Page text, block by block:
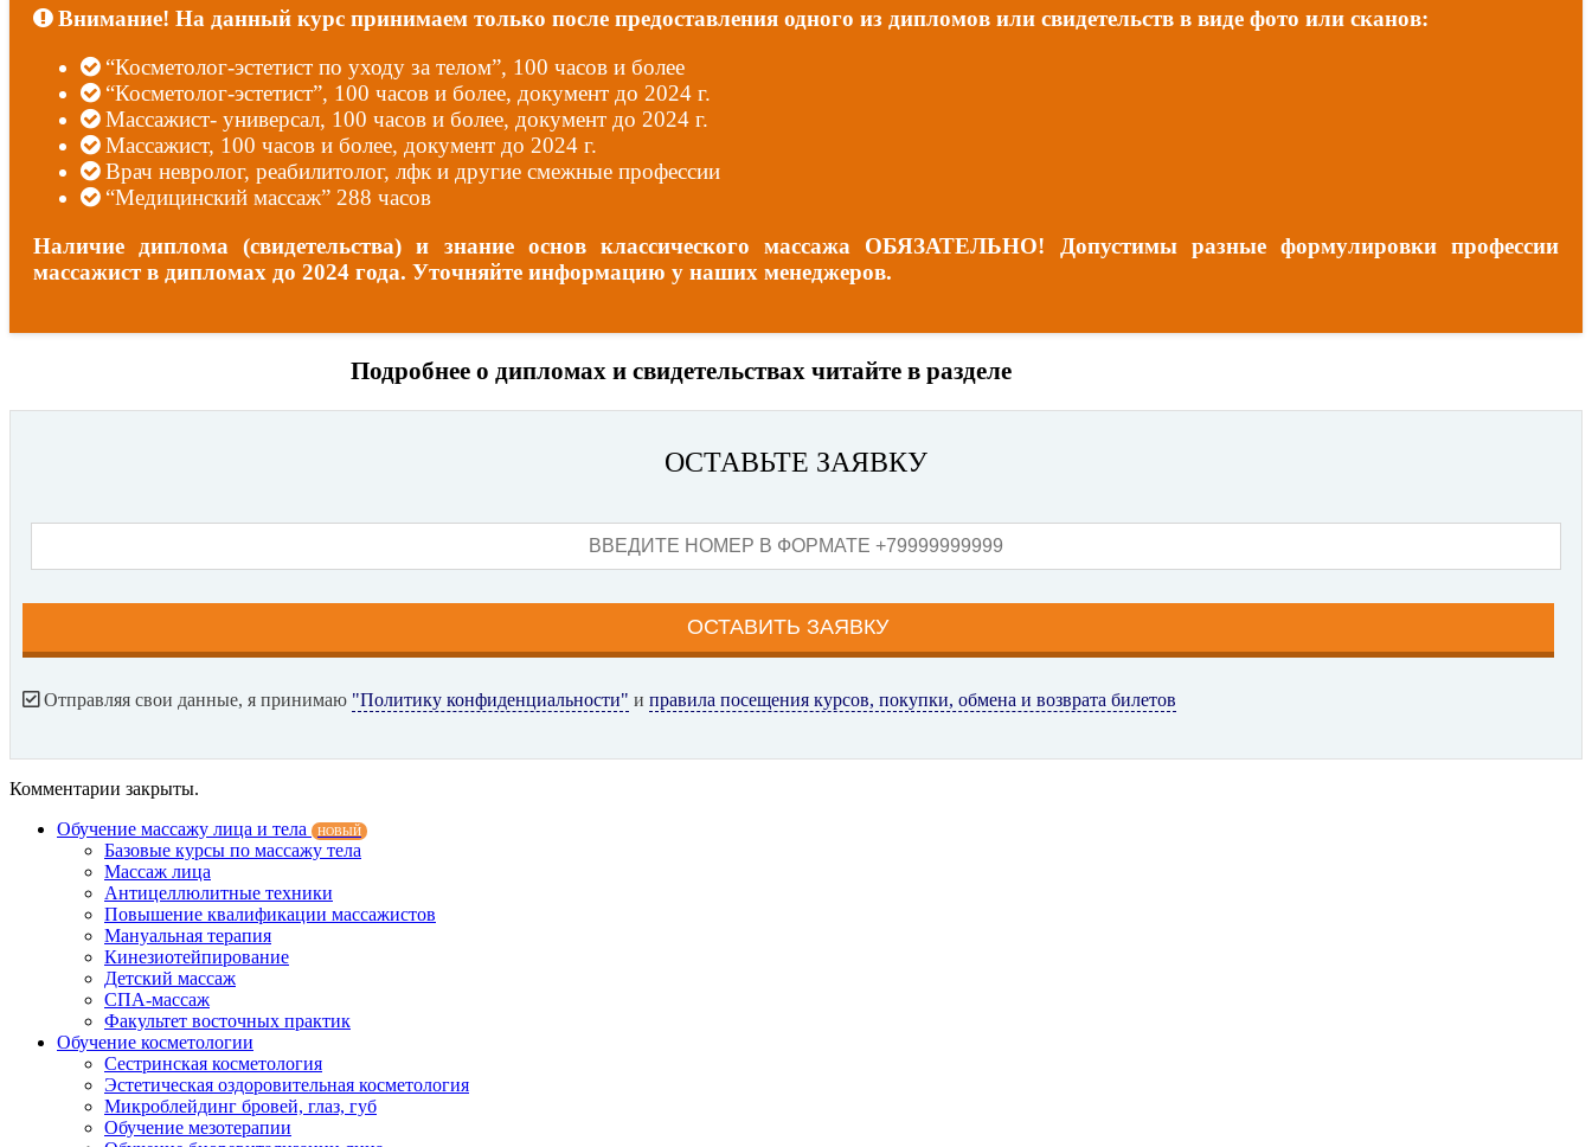
Внимание! На данный курс принимаем только после предоставления одного из дипломов или свидетельств в виде фото или сканов:
“Косметолог-эстетист по уходу за телом”, 100 часов и более
“Косметолог-эстетист”, 100 часов и более, документ до 2024 г.
Массажист- универсал, 100 часов и более, документ до 2024 г.
Массажист, 100 часов и более, документ до 2024 г.
Врач невролог, реабилитолог, лфк и другие смежные профессии
“Медицинский массаж” 288 часов
Наличие диплома (свидетельства) и знание основ классического массажа ОБЯЗАТЕЛЬНО! Допустимы разные формулировки профессии
массажист в дипломах до 2024 года. Уточняйте информацию у наших менеджеров.
Подробнее о дипломах и свидетельствах читайте в разделе
ОСТАВЬТЕ ЗАЯВКУ
Отправляя свои данные, я принимаю "Политику конфиденциальности" и правила посещения курсов, покупки, обмена и возврата билетов
Комментарии закрыты.
Обучение массажу лица и тела
НОВЫЙ
Базовые курсы по массажу тела
Массаж лица
Антицеллюлитные техники
Повышение квалификации массажистов
Мануальная терапия
Кинезиотейпирование
Детский массаж
СПА-массаж
Факультет восточных практик
Обучение косметологии
Сестринская косметология
Эстетическая оздоровительная косметология
Микроблейдинг бровей, глаз, губ
Обучение мезотерапии